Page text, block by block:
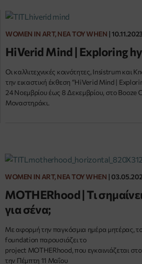
WOMEN IN ART, ΝΈΑ ΤΟΥ WHEN |
ΗiVerid Mind | Exploring
Οι καλλιτεχνικές κοινότητες, Insistrum και
την εικαστική έκθεση “ΗiVerid Μind |
24 Νοεμβρίου έως 8 Δεκεμβρίου, στο Booze
Μοναστηράκι.
WOMEN IN ART, ΝΈΑ ΤΟΥ WHEN |
MOTHERhood | Τι
για σένα;
Με αφορμή την παγκόσμια ημέρα μητέρας,
foundation παρουσιάζει το
project MOTHERhood, που εγκαινιάζεται
την Πέμπτη 11 Μαΐου